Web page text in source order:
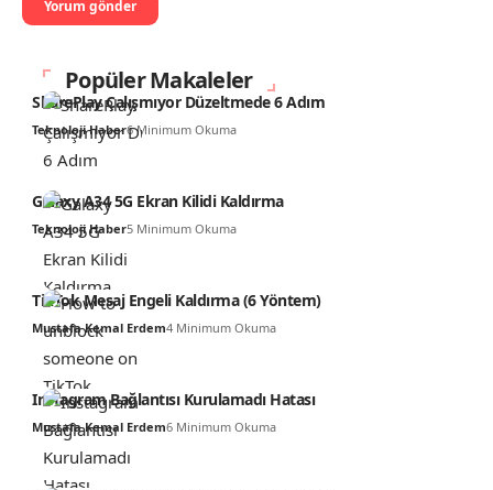
Popüler Makaleler
SharePlay Çalışmıyor Düzeltmede 6 Adım
Teknoloji Haber6 Minimum Okuma
Galaxy A34 5G Ekran Kilidi Kaldırma
Teknoloji Haber5 Minimum Okuma
TikTok Mesaj Engeli Kaldırma (6 Yöntem)
Mustafa Kemal Erdem4 Minimum Okuma
Instagram Bağlantısı Kurulamadı Hatası
Mustafa Kemal Erdem6 Minimum Okuma